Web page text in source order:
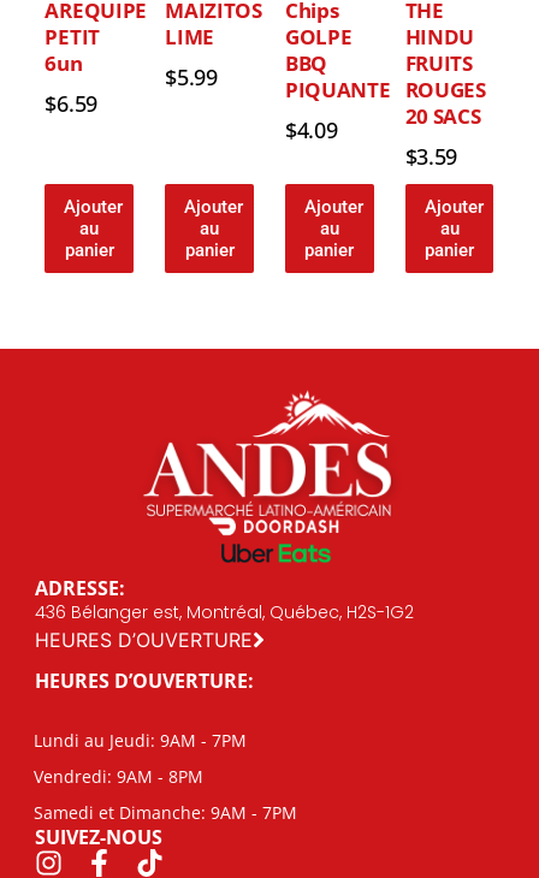
AREQUIPE
PETIT
6un
$6.59
Ajouter
au
panier
MAIZITOS
LIME
$5.99
Ajouter
au
panier
Chips
GOLPE
BBQ
PIQUANTE
$4.09
Ajouter
au
panier
THE
HINDU
FRUITS
ROUGES
20 SACS
$3.59
Ajouter
au
panier
ADRESSE:
436 Bélanger est, Montréal, Québec, H2S-1G2
HEURES D’OUVERTURE
HEURES D’OUVERTURE:
Lundi au Jeudi: 9AM - 7PM
Vendredi: 9AM - 8PM
Samedi et Dimanche: 9AM - 7PM
SUIVEZ-NOUS